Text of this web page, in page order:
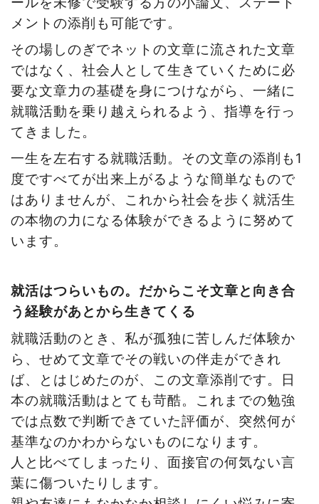
メントの添削も可能です。
その場しのぎでネットの文章に流された文章
ではなく、社会人として生きていくために必
要な文章力の基礎を身につけながら、一緒に
就職活動を乗り越えられるよう、指導を行っ
てきました。
一生を左右する就職活動。その文章の添削も1
度ですべてが出来上がるような簡単なもので
はありませんが、これから社会を歩く就活生
の本物の力になる体験ができるように努めて
います。
就活はつらいもの。だからこそ文章と向き合
う経験があとから生きてくる
就職活動のとき、私が孤独に苦しんだ体験か
ら、せめて文章でその戦いの伴走ができれ
ば、とはじめたのが、この文章添削です。日
本の就職活動はとても苛酷。これまでの勉強
では点数で判断できていた評価が、突然何が
基準なのかわからないものになります。
人と比べてしまったり、面接官の何気ない言
葉に傷ついたりします。